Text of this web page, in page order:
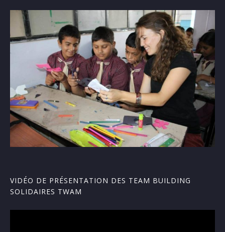
VIDÉO DE PRÉSENTATION DES TEAM BUILDING
SOLIDAIRES TWAM